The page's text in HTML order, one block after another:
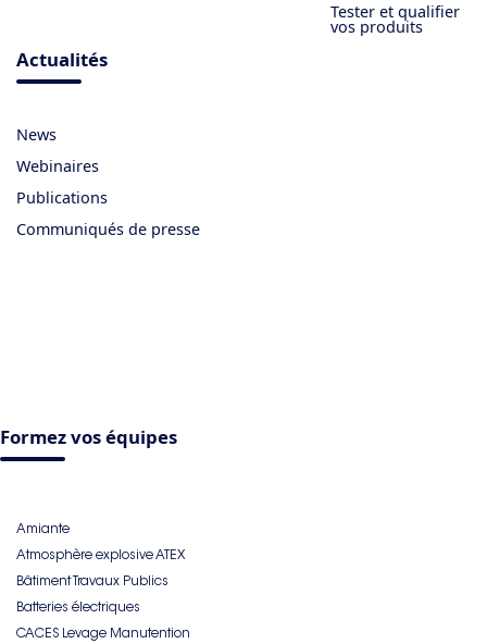
Tester et qualifier
vos produits
Actualités
News
Webinaires
Publications
Communiqués de presse
Formez vos équipes
Amiante
Atmosphère explosive ATEX
Bâtiment Travaux Publics
Batteries électriques
CACES Levage Manutention